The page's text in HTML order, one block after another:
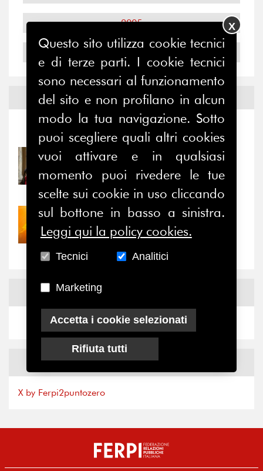
2005
Notizie edEventi
Eventi
31/07/2026
Prima della pausa estiva,
il valore di...
30/07/2026
Nove anni dopo la
“grande cecità”: la...
News
NewsX
X by Ferpi2puntozero
Questo sito utilizza cookie tecnici
e di terze parti. I cookie tecnici
sono necessari al funzionamento
del sito e non profilano in alcun
modo la tua navigazione. Sotto
puoi scegliere quali altri cookies
vuoi attivare e in qualsiasi
momento puoi rivedere le tue
scelte sui cookie in uso cliccando
sul bottone in basso a sinistra.
Leggi qui la policy cookies.
Tecnici Analitici
Marketing
Accetta i cookie selezionati
Rifiuta tutti
X